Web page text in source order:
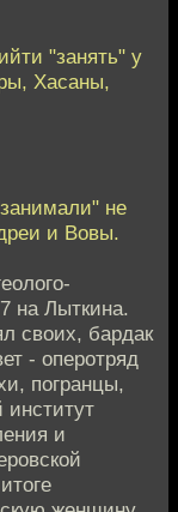
"занять" у
Хасаны,
не
и Вовы.
на Лыткина.
своих, бардак
- оперотряд
погранцы,
и